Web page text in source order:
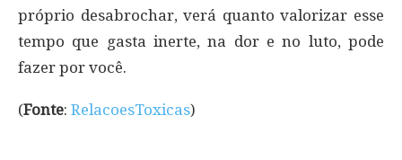
próprio desabrochar, verá quanto valorizar esse
tempo que gasta inerte, na dor e no luto, pode
fazer por você.
(Fonte: RelacoesToxicas)